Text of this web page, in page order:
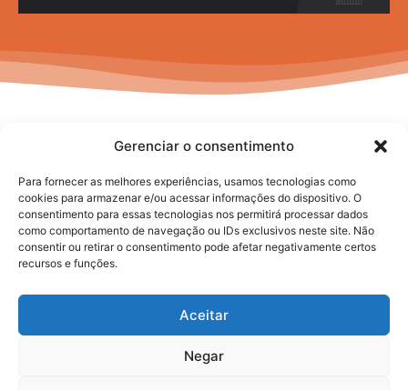
Gerenciar o consentimento
Para fornecer as melhores experiências, usamos tecnologias como
cookies para armazenar e/ou acessar informações do dispositivo. O
consentimento para essas tecnologias nos permitirá processar dados
como comportamento de navegação ou IDs exclusivos neste site. Não
consentir ou retirar o consentimento pode afetar negativamente certos
recursos e funções.
Aceitar
Negar
No posts to display